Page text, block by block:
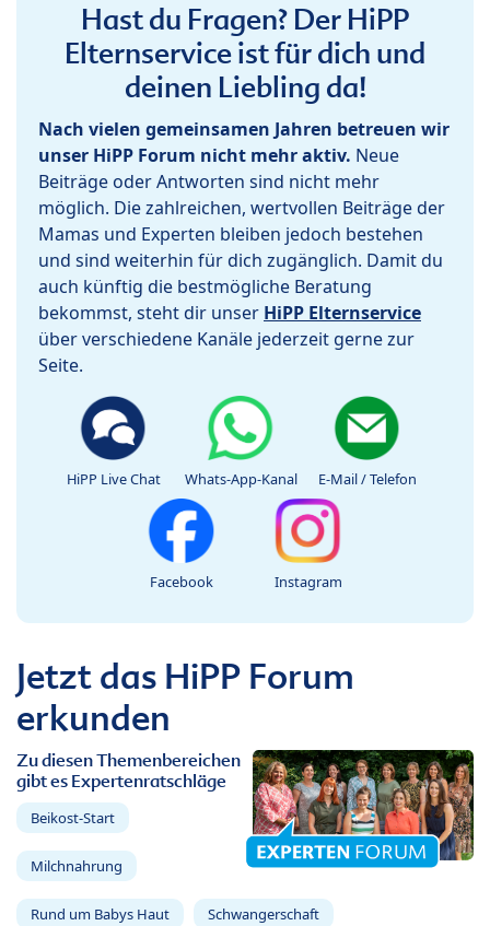
Hast du Fragen? Der HiPP
Elternservice ist für dich und
deinen Liebling da!
Nach vielen gemeinsamen Jahren betreuen wir
unser HiPP Forum nicht mehr aktiv. Neue
Beiträge oder Antworten sind nicht mehr
möglich. Die zahlreichen, wertvollen Beiträge der
Mamas und Experten bleiben jedoch bestehen
und sind weiterhin für dich zugänglich. Damit du
auch künftig die bestmögliche Beratung
bekommst, steht dir unser HiPP Elternservice
über verschiedene Kanäle jederzeit gerne zur
Seite.
HiPP Live Chat Whats-App-Kanal E-Mail / Telefon
Facebook Instagram
Jetzt das HiPP Forum
erkunden
Zu diesen Themenbereichen
gibt es Expertenratschläge
Beikost-Start
Milchnahrung
Rund um Babys Haut Schwangerschaft